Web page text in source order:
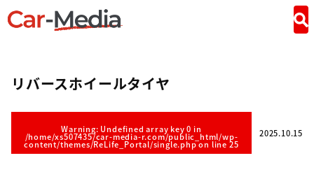
リバースホイールタイヤ
Warning: Undefined array key 0 in
/home/xs507435/car-media-r.com/public_html/wp-
content/themes/ReLife_Portal/single.phpon line 25
2025.10.15